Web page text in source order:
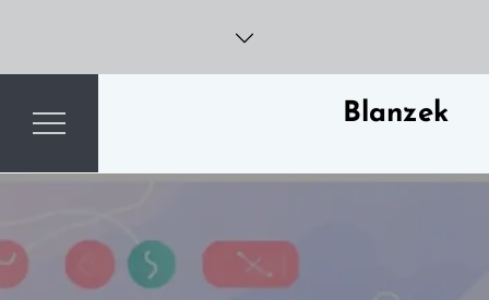
content
Blanzek